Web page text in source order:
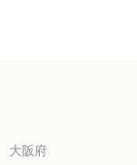
大阪府